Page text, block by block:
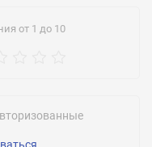
от 1 до 10